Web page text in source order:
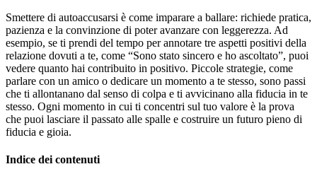
Smettere di autoaccusarsi è come imparare a ballare: richiede pratica,
pazienza e la convinzione di poter avanzare con leggerezza. Ad
esempio, se ti prendi del tempo per annotare tre aspetti positivi della
relazione dovuti a te, come “Sono stato sincero e ho ascoltato”, puoi
vedere quanto hai contribuito in positivo. Piccole strategie, come
parlare con un amico o dedicare un momento a te stesso, sono passi
che ti allontanano dal senso di colpa e ti avvicinano alla fiducia in te
stesso. Ogni momento in cui ti concentri sul tuo valore è la prova
che puoi lasciare il passato alle spalle e costruire un futuro pieno di
fiducia e gioia.
Indice dei contenuti